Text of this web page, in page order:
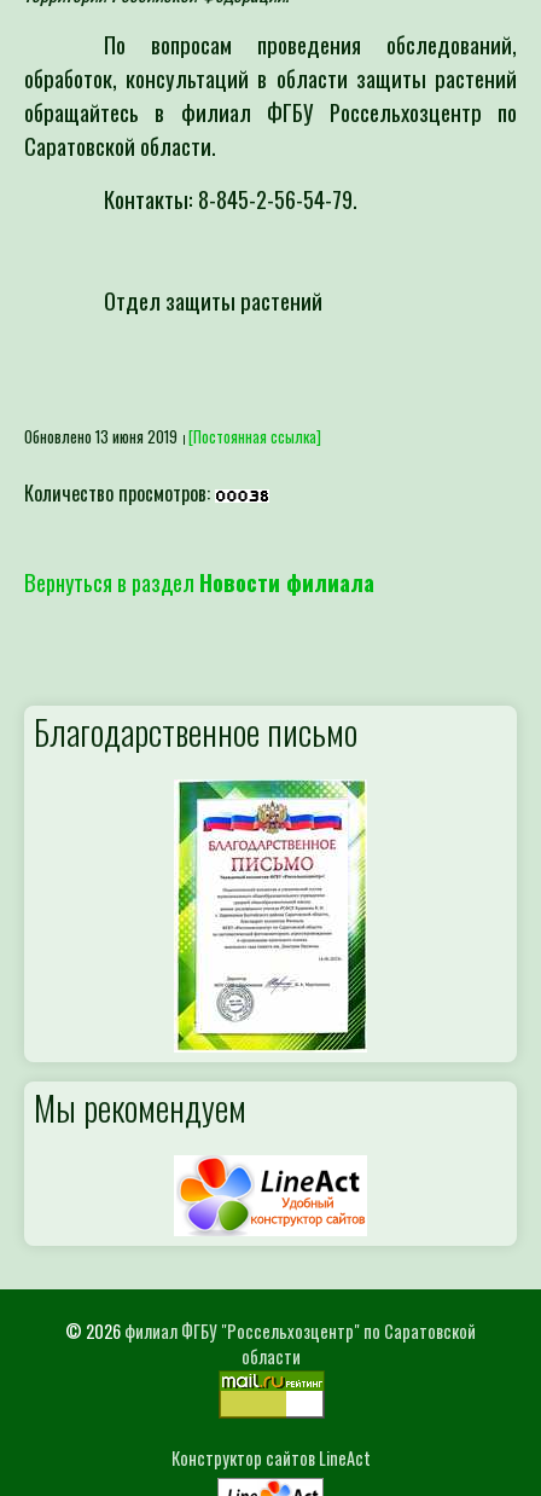
По вопросам проведения обследований,
обработок, консультаций в области защиты растений
обращайтесь в филиал ФГБУ Россельхозцентр по
Саратовской области.
Контакты: 8-845-2-56-54-79.
Отдел защиты растений
Обновлено 13 июня 2019 [Постоянная ссылка]
Количество просмотров:
Вернуться в раздел Новости филиала
Благодарственное письмо
Мы рекомендуем
© 2026 филиал ФГБУ "Россельхозцентр" по Саратовской
области
Конструктор сайтов LineAct